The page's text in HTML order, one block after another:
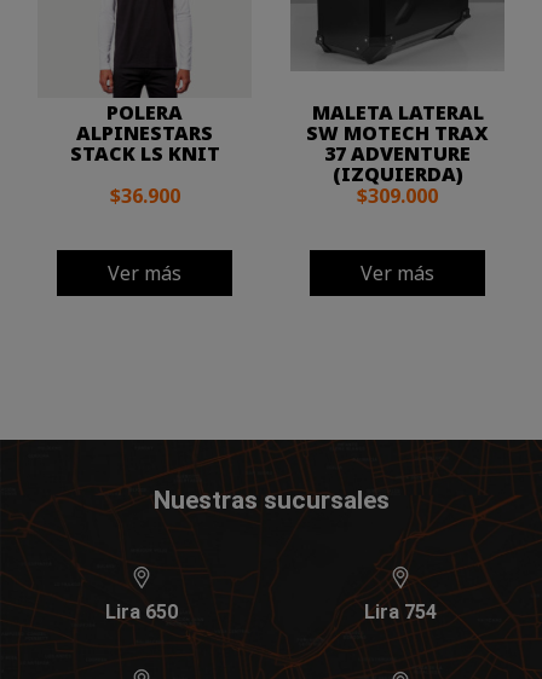
POLERA
ALPINESTARS
STACK LS KNIT
$36.900
Ver más
MALETA LATERAL
SW MOTECH TRAX
37 ADVENTURE
(IZQUIERDA)
$309.000
Ver más
Nuestras sucursales
Lira 650 Lira 754